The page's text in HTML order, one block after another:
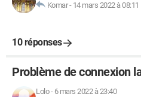
Komar- 14 mars 2022 à 08:11
10 réponses
Problème de connexion
Lolo- 6 mars 2022 à 23:40